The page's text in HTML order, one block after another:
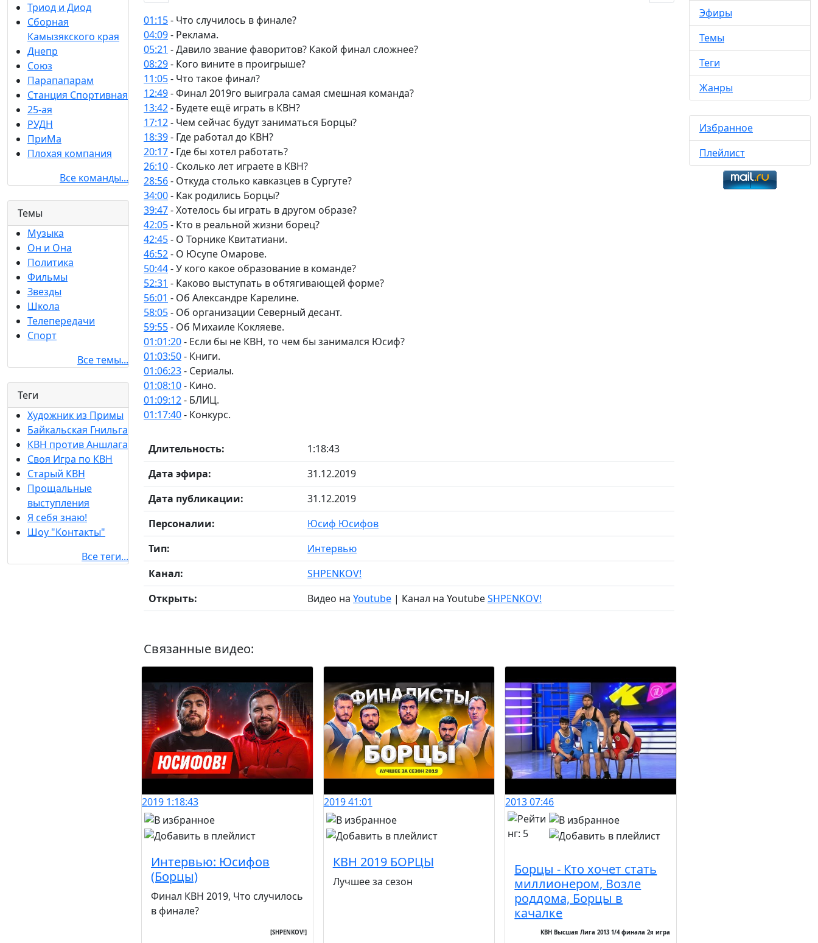
Триод и Диод
Сборная
Камызякского края
Днепр
Союз
Парапапарам
Станция Спортивная
25-ая
РУДН
ПриМа
Плохая компания
Все команды...
Темы
Музыка
Он и Она
Политика
Фильмы
Звезды
Школа
Телепередачи
Спорт
Все темы...
Теги
Художник из Примы
Байкальская Гнильга
КВН против Аншлага
Своя Игра по КВН
Старый КВН
Прощальные
выступления
Я себя знаю!
Шоу "Контакты"
Все теги...
01:15- Что случилось в финале?
04:09- Реклама.
05:21 - Давило звание фаворитов? Какой финал сложнее?
08:29- Кого вините в проигрыше?
11:05- Что такое финал?
12:49- Финал 2019го выиграла самая смешная команда?
13:42- Будете ещё играть в КВН?
17:12- Чем сейчас будут заниматься Борцы?
18:39- Где работал до КВН?
20:17- Где бы хотел работать?
26:10- Сколько лет играете в КВН?
28:56- Откуда столько кавказцев в Сургуте?
34:00- Как родились Борцы?
39:47- Хотелось бы играть в другом образе?
42:05- Кто в реальной жизни борец?
42:45- О Торнике Квитатиани.
46:52- О Юсупе Омарове.
50:44- У кого какое образование в команде?
52:31 - Каково выступать в обтягивающей форме?
56:01 - Об Александре Карелине.
58:05- Об организации Северный десант.
59:55- Об Михаиле Кокляеве.
01:01:20- Если бы не КВН, то чем бы занимался Юсиф?
01:03:50- Книги.
01:06:23- Сериалы.
01:08:10- Кино.
01:09:12- БЛИЦ.
01:17:40- Конкурс.
Длительность:
1:18:43
Дата эфира:
31.12.2019
Дата публикации:
31.12.2019
Персоналии:
Юсиф Юсифов
Тип:
Интервью
Канал:
SHPENKOV!
Открыть:
Видео на Youtube | Канал на YoutubeSHPENKOV!
Связанные видео:
2019 1:18:43
Интервью: Юсифов
(Борцы)
Финал КВН 2019, Что случилось
в финале?
[SHPENKOV!]
201941:01
КВН 2019 БОРЦЫ
Лучшее за сезон
201307:46
Борцы - Кто хочет стать
миллионером, Возле
роддома, Борцы в
качалке
КВН Высшая Лига 2013 1/4 финала 2я игра
Эфиры
Темы
Теги
Жанры
Избранное
Плейлист